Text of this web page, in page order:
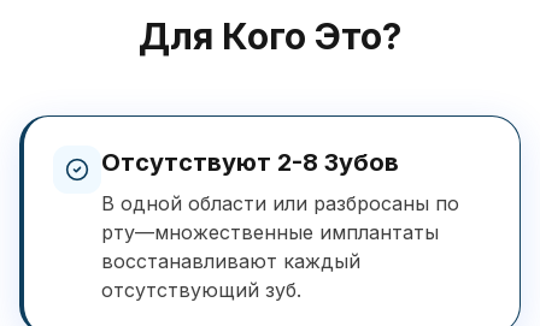
Для Кого Это?
Отсутствуют 2-8 Зубов
В одной области или разбросаны по
рту—множественные имплантаты
восстанавливают каждый
отсутствующий зуб.